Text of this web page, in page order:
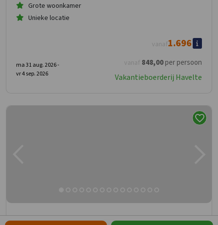
Grote woonkamer
Unieke locatie
vanaf 848,00per persoon
vanaf1.696
ma 31 aug. 2026 -
vr 4 sep. 2026
Vakantieboerderij Havelte
Vakantieboerderij Havelte